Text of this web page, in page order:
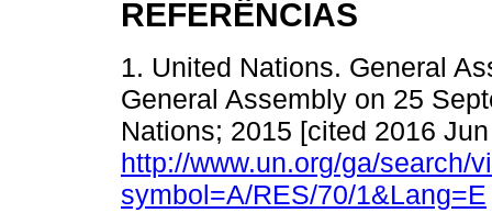
REFERÊNCIAS
1. United Nations. General
General Assembly on 25
Nations; 2015 [cited 2016
http://www.un.org/ga/search/
symbol=A/RES/70/1&Lang=E